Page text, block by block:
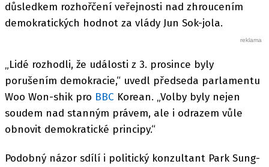
důsledkem rozhořčení veřejnosti nad zhroucením
demokratických hodnot za vlády Jun Sok-jola.
„Lidé rozhodli, že události z 3. prosince byly
porušením demokracie,“ uvedl předseda parlamentu
Woo Won-shik pro BBC Korean. „Volby byly nejen
soudem nad stanným právem, ale i odrazem vůle
obnovit demokratické principy.“
Podobný názor sdílí i politický konzultant Park Sung-